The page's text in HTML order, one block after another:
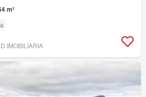
m²
IMOBILÍARIA